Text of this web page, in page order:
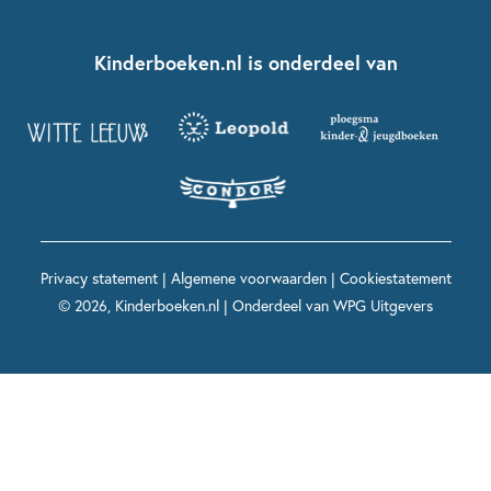
Kinderboeken diversiteit
Grappige kinderboeken
Spannende kinderboeken
Boekentips 12+ jaar
Voor volwassenen
Spekkie en Sproet
Maxi & Helium
Voor het onderwijs
Kinderboeken.nl is onderdeel van
Privacy statement| Algemene voorwaarden| Cookiestatement
© 2026, Kinderboeken.nl | Onderdeel van WPG Uitgevers